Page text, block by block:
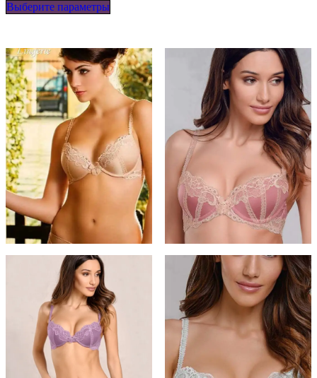
Выберите параметры
Опции
можно
выбрать
на
странице
товара.
выбрать
на
странице
товара.